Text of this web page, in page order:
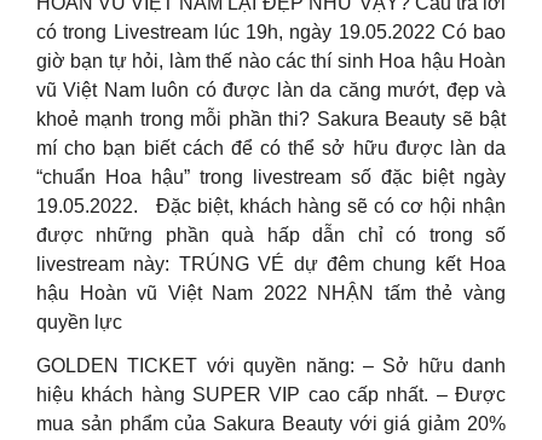
có trong Livestream lúc 19h, ngày 19.05.2022 Có bao
giờ bạn tự hỏi, làm thế nào các thí sinh Hoa hậu Hoàn
vũ Việt Nam luôn có được làn da căng mướt, đẹp và
khoẻ mạnh trong mỗi phần thi? Sakura Beauty sẽ bật
mí cho bạn biết cách để có thể sở hữu được làn da
“chuẩn Hoa hậu” trong livestream số đặc biệt ngày
19.05.2022. Đặc biệt, khách hàng sẽ có cơ hội nhận
được những phần quà hấp dẫn chỉ có trong số
livestream này: TRÚNG VÉ dự đêm chung kết Hoa
hậu Hoàn vũ Việt Nam 2022 NHẬN tấm thẻ vàng
quyền lực
GOLDEN TICKET với quyền năng: – Sở hữu danh
hiệu khách hàng SUPER VIP cao cấp nhất. – Được
mua sản phẩm của Sakura Beauty với giá giảm 20%